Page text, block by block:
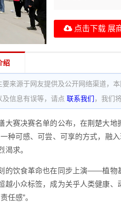
点击下载 展
绍
要来源于网友提供及公开网络渠道，
信息有误等，请点 联系我们 ，我们
大赛决赛名单的公布，在荆楚大地
种可感、可尝、可享的方式，融
渴求。
的饮食革命也在同步上演——植物
越小众标签，成为关乎人类健康
任感”。